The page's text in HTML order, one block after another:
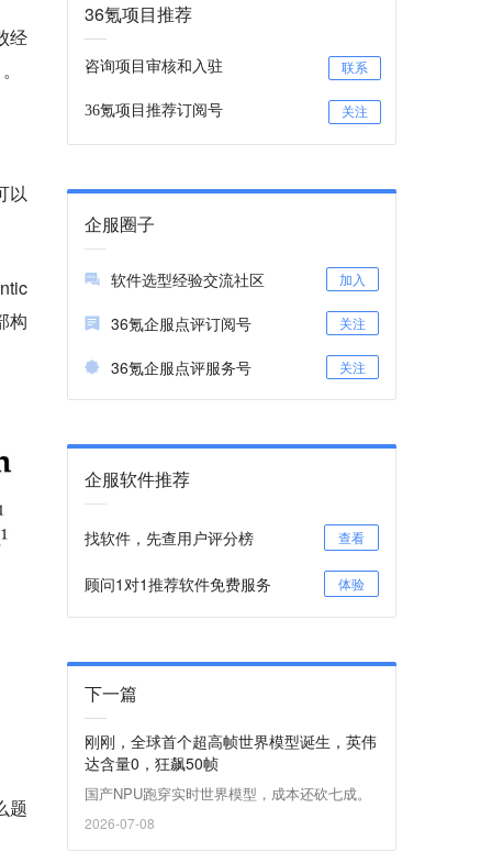
经
以
构
题
36氪项目推荐
咨询项目审核和入驻 联系
36氪项目推荐订阅号 关注
企服圈子
软件选型经验交流社区 加入
36氪企服点评订阅号 关注
36氪企服点评服务号 关注
企服软件推荐
珍客SCRM
找软件，先查用户评分榜 查看
顾问1对1推荐软件免费服务 体验